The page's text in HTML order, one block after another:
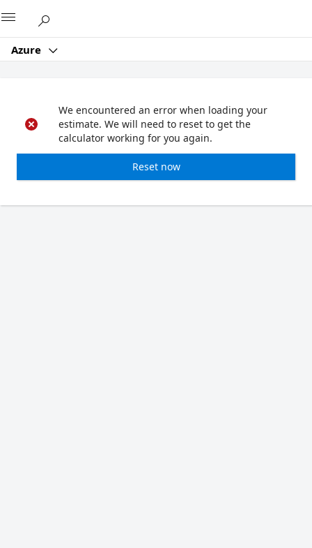
Azure
We encountered an error when loading your
estimate. We will need to reset to get the
calculator working for you again.
Reset now